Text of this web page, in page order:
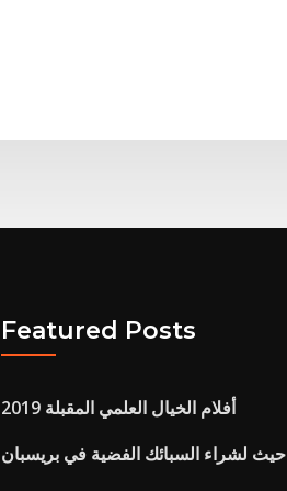
Featured Posts
أفلام الخيال العلمي المقبلة 2019
حيث لشراء السبائك الفضية في بريسبان